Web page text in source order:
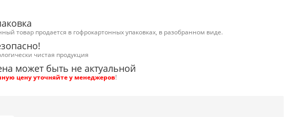
товар продается в гофрокартонных упаковках, в разобранном виде.
чистая продукция
может быть не актуальной
цену уточняйте у менеджеров!